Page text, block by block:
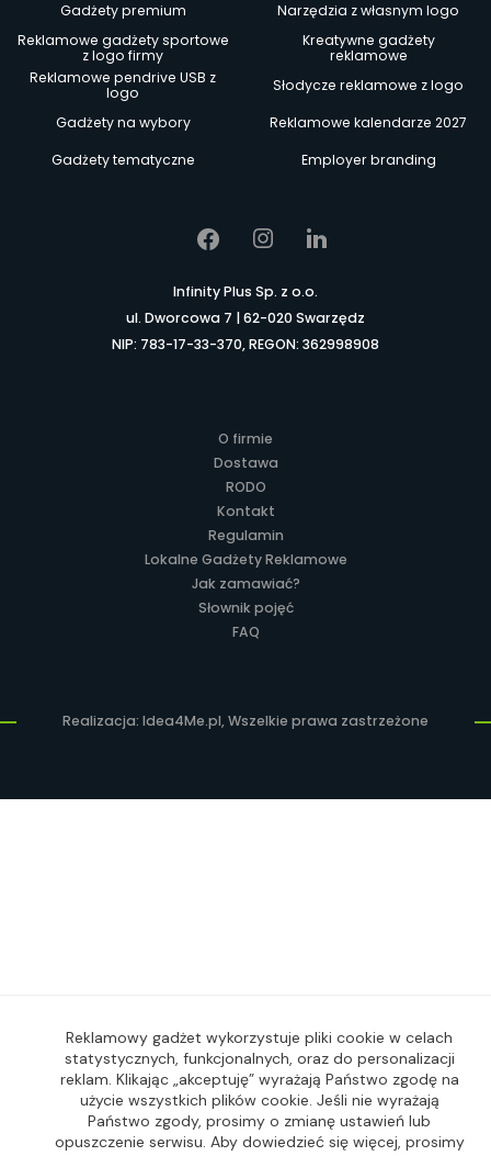
Gadżety premium
Narzędzia z własnym logo
Reklamowe gadżety sportowe
z logo firmy
Kreatywne gadżety
reklamowe
Reklamowe pendrive USB z
logo
Słodycze reklamowe z logo
Gadżety na wybory
Reklamowe kalendarze 2027
Gadżety tematyczne
Employer branding
Infinity Plus Sp. z o.o.
ul. Dworcowa 7 | 62-020 Swarzędz
NIP: 783-17-33-370, REGON: 362998908
O firmie
Dostawa
RODO
Kontakt
Regulamin
Lokalne Gadżety Reklamowe
Jak zamawiać?
Słownik pojęć
FAQ
Realizacja: Idea4Me.pl, Wszelkie prawa zastrzeżone
Reklamowy gadżet wykorzystuje pliki cookie w celach
statystycznych, funkcjonalnych, oraz do personalizacji
reklam. Klikając „akceptuję” wyrażają Państwo zgodę na
użycie wszystkich plików cookie. Jeśli nie wyrażają
Państwo zgody, prosimy o zmianę ustawień lub
opuszczenie serwisu. Aby dowiedzieć się więcej, prosimy